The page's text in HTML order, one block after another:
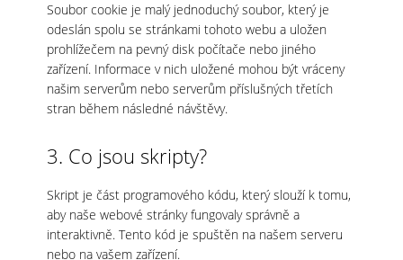
Soubor cookie je malý jednoduchý soubor, který je
odeslán spolu se stránkami tohoto webu a uložen
prohlížečem na pevný disk počítače nebo jiného
zařízení. Informace v nich uložené mohou být vráceny
našim serverům nebo serverům příslušných třetích
stran během následné návštěvy.
3. Co jsou skripty?
Skript je část programového kódu, který slouží k tomu,
aby naše webové stránky fungovaly správně a
interaktivně. Tento kód je spuštěn na našem serveru
nebo na vašem zařízení.